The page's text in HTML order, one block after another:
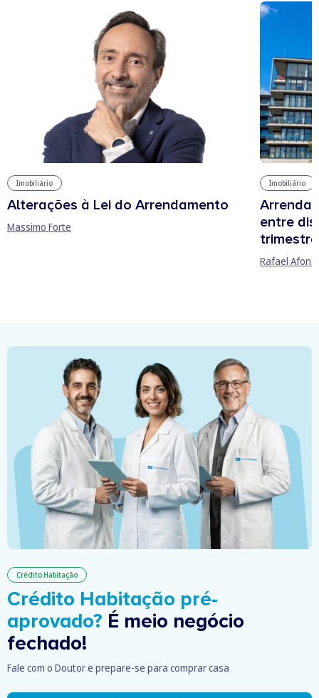
Imobiliário
Alterações à Lei do Arrendamento
Massimo Forte
Imobiliário
entre
trimestre
Rafael
Crédito Habitação
Crédito Habitação pré-
aprovado? É meio negócio
fechado!
Fale com o Doutor e prepare-se para comprar casa